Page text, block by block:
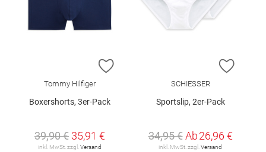
ZUR WUNSCHLISTE HINZUFÜGEN
Tommy Hilfiger
Boxershorts, 3er-Pack
39,90 € 35,91 €
inkl. MwSt. zzgl. Versand
ZUR
SCHIESSER
Sportslip, 2er-Pack
34,95 € Ab26,96 €
inkl. MwSt. zzgl. Versand